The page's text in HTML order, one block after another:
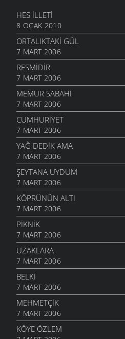
HES İLLETI
8 OCAK 2010
ORTALIKTAKI GÜL
7 MART 2006
RESMIDIR
7 MART 2006
MEMUR SABAHI
7 MART 2006
CUMHURIYET
7 MART 2006
YAĞ DEDIK AMA
7 MART 2006
ŞEYTANA UYDUM
7 MART 2006
KÖPRÜNÜN ALTI
7 MART 2006
PIKNIK
7 MART 2006
UZAKLARA
7 MART 2006
BELKI
7 MART 2006
MEHMETÇIK
7 MART 2006
KÖYE ÖZLEM